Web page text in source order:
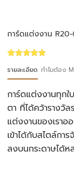
การ์ดแต่งงาน
out of 5
based on
rating
รายละเอียด ทำไมต้อง
การ์ดแต่งงานทุกใ
ตา ที่ได้คว้ารางวัล
แต่งงานของเรา
เข้าได้กับสไตล์ก
ลงบนกระดาษได้ห